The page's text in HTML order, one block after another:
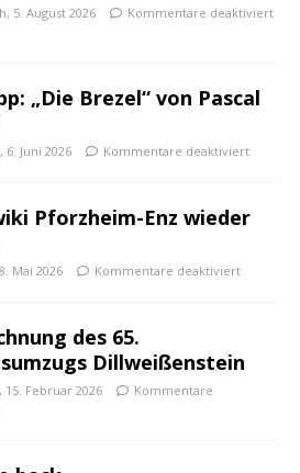
5. August 2026 Kommentare deaktiviert
„Die Brezel“ von Pascal
6. Juni 2026 Kommentare deaktiviert
Pforzheim-Enz wieder
Mai 2026 Kommentare deaktiviert
des 65.
Dillweißenstein
15. Februar 2026
Kommentare